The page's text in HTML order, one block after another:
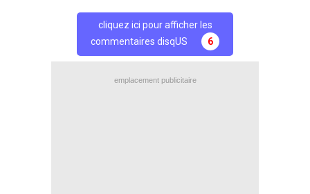
cliquez ici pour afficher les
commentaires disqUS
6
emplacement publicitaire